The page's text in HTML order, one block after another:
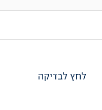
לחץ לבדיקה